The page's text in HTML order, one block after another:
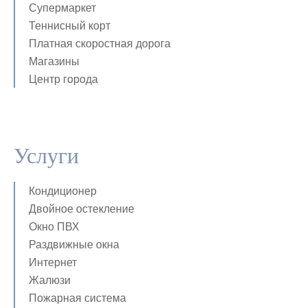
Супермаркет
Теннисный корт
Платная скоростная дорога
Магазины
Центр города
Услуги
Кондиционер
Двойное остекление
Окно ПВХ
Раздвижные окна
Интернет
Жалюзи
Пожарная система